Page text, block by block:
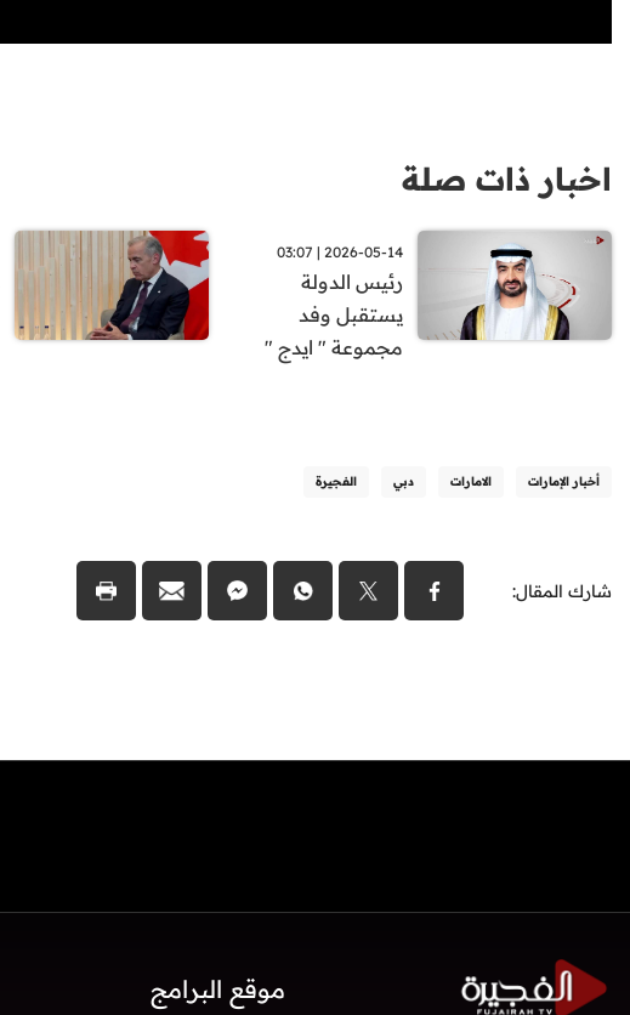
اخبار ذات صلة
2026-05-14 | 03:07
رئيس الدولة
يستقبل وفد
مجموعة " ايدج "
أخبار الإمارات الامارات دبي الفجيرة
شارك المقال:
موقع البرامج